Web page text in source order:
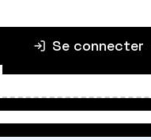
Se connecter